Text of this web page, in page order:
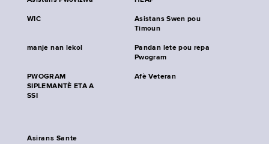
WIC
Asistans Swen pou
Timoun
manje nan lekol
Pandan lete pou repa
Pwogram
PWOGRAM
SIPLEMANTÈ ETA A
SSI
Afè Veteran
Asirans Sante